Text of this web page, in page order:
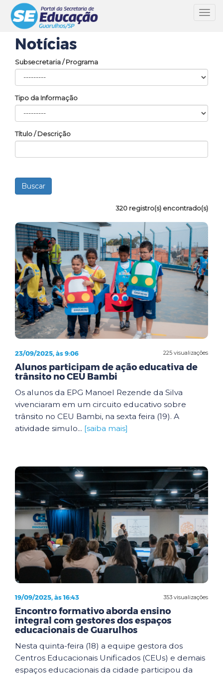
Notícias
Subsecretaria / Programa
Tipo da Informação
Título / Descrição
320 registro(s) encontrado(s)
225 visualizações
23/09/2025, às 9:06
Alunos participam de ação educativa de
trânsito no CEU Bambi
Os alunos da EPG Manoel Rezende da Silva
vivenciaram em um circuito educativo sobre
trânsito no CEU Bambi, na sexta feira (19). A
atividade simulo... [saiba mais]
353 visualizações
19/09/2025, às 16:43
Encontro formativo aborda ensino
integral com gestores dos espaços
educacionais de Guarulhos
Nesta quinta-feira (18) a equipe gestora dos
Centros Educacionais Unificados (CEUs) e demais
espaços educacionais da cidade participou da